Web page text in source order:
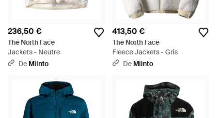
236,50 €
The North Face
Jackets - Neutre
De Miinto
413,50 €
The North Face
Fleece Jackets - Gris
De Miinto